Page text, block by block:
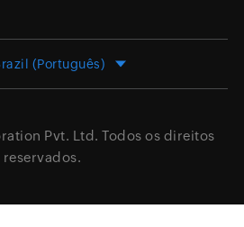
(Português)
Pvt. Ltd. Todos os direitos
reservados.